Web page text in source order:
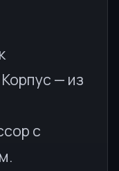
— из
с